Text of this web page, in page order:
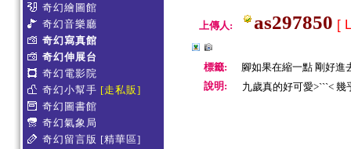
奇幻繪圖館
奇幻音樂廳
奇幻寫真館
奇幻伸展台
奇幻電影院
奇幻小幫手 [走私販]
奇幻圖書館
奇幻氣象局
奇幻留言版 [精華區]
上傳人: as297850 [
標籤:
腳如果在縮一點 剛好進
說明:
九歲真的好可愛>ˋˋˋ<